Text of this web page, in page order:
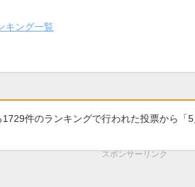
キング一覧
件のランキングで行われた投票から
スポンサーリンク